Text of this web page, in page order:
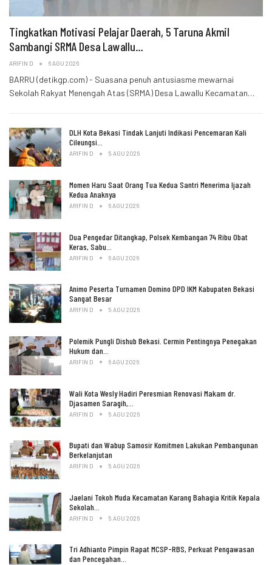
Tingkatkan Motivasi Pelajar Daerah, 5 Taruna Akmil
Sambangi SRMA Desa Lawallu…
ARIFIN D 6 AGU 2026
BARRU (detikgp.com) - Suasana penuh antusiasme mewarnai
Sekolah Rakyat Menengah Atas (SRMA) Desa Lawallu Kecamatan…
DLH Kota Bekasi Tindak Lanjuti Indikasi Pencemaran Kali
Cileungsi…
ARIFIN D 5 AGU 2026
Momen Haru Saat Orang Tua Kedua Santri Menerima Ijazah
Kedua Anaknya
ARIFIN D 6 AGU 2026
Dua Pengedar Ditangkap, Polsek Kembangan 74 Ribu Obat
Keras, Sabu…
ARIFIN D 6 AGU 2026
Animo Peserta Turnamen Domino DPD IKM Kabupaten Bekasi
Sangat Besar
ARIFIN D 5 AGU 2026
Polemik Pungli Dishub Bekasi. Cermin Pentingnya Penegakan
Hukum dan…
ARIFIN D 6 AGU 2026
Wali Kota Wesly Hadiri Peresmian Renovasi Makam dr.
Djasamen Saragih,…
ARIFIN D 5 AGU 2026
Bupati dan Wabup Samosir Komitmen Lakukan Pembangunan
Berkelanjutan
ARIFIN D 5 AGU 2026
Jaelani Tokoh Muda Kecamatan Karang Bahagia Kritik Kepala
Sekolah…
ARIFIN D 5 AGU 2026
Tri Adhianto Pimpin Rapat MCSP-RBS, Perkuat Pengawasan
dan Pencegahan…